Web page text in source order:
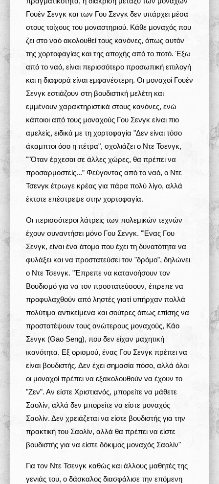
Γουέν Σενγκ και των Γου Σενγκ δεν υπάρχει μέσα
στους τοίχους του μοναστηριού. Κάθε μοναχός που
ζει στο ναό ακολουθεί τους κανόνες, όπως αυτόν
της χορτοφαγίας και της αποχής από το ποτό. Έξω
από το ναό, είναι περισσότερο προσωπική επιλογή
και η διαφορά είναι εμφανέστερη. Οι μοναχοί Γουέν
Σενγκ εστιάζουν στη βουδιστική μελέτη και
εμμένουν χαρακτηριστικά στους κανόνες, ενώ
κάποιοι από τους μοναχούς Γου Σενγκ είναι πιο
αμελείς, ειδικά με τη χορτοφαγία "Δεν είναι τόσο
άκαμπτοι όσο η πέτρα", σχολιάζει ο Ντε Τσενγκ,
""Όταν έρχεσαι σε άλλες χώρες, θα πρέπει να
προσαρμοστείς...” Φεύγοντας από το ναό, ο Ντε
Τσενγκ έτρωγε κρέας για πάρα πολύ λίγο, αλλά
έκτοτε επέστρεψε στην χορτοφαγία.
Οι περισσότεροι λάτρεις των πολεμικών τεχνών
έχουν συναντήσει μόνο Γου Σενγκ. "Ένας Γου
Σενγκ, είναι ένα άτομο που έχει τη δυνατότητα να
φυλάξει και να προστατεύσει τον "δρόμο”, δηλώνει
ο Ντε Τσενγκ. "Έπρεπε να κατανοήσουν τον
Βουδισμό για να τον προστατεύσουν, έπρεπε να
προφυλαχθούν από ληστές γιατί υπήρχαν πολλά
πολύτιμα αντικείμενα και σούτρες όπως επίσης να
προστατέψουν τους ανώτερους μοναχούς, Κάο
Σενγκ (Gao Seng), που δεν είχαν μαχητική
ικανότητα. Εξ ορισμού, ένας Γου Σενγκ πρέπει να
είναι βουδιστής. Δεν έχει σημασία πόσο, αλλά όλοι
οι μοναχοί πρέπει να εξακολουθούν να έχουν το
"Ζεν”. Αν είστε Χριστιανός, μπορείτε να μάθετε
Σαολίν, αλλά δεν μπορείτε να είστε μοναχός
Σαολίν. Δεν χρειάζεται να είστε βουδιστής για την
πρακτική του Σαολίν, αλλά θα πρέπει να είστε
βουδιστής για να είστε δόκιμος μοναχός Σαολίν"
Για τον Ντε Τσενγκ καθώς και άλλους μαθητές της
γενιάς του, ο δάσκαλος διασφάλισε την επόμενη